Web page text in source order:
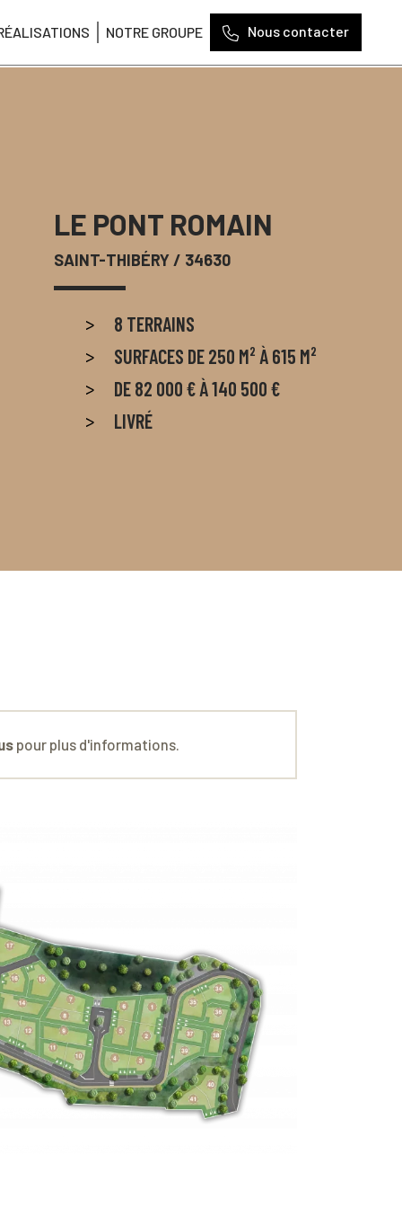
NOTRE GROUPE Nous contacter
LE PONT ROMAIN
SAINT-THIBÉRY / 34630
8 TERRAINS
SURFACES DE 250 M² À 615 M²
DE 82 000 € À 140 500 €
LIVRÉ
pour plus d'informations.